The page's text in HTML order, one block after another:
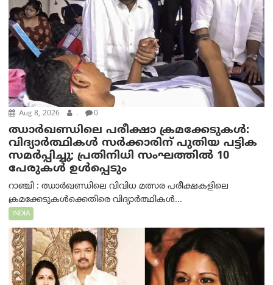
Aug 8, 2026 . 0
ഝാര്‍ഖണ്ഡിലെ പരീക്ഷാ ക്രമക്കേടുകള്‍:
വിദ്യാർത്ഥികൾ സർക്കാരിന് പുതിയ പട്ടിക
സമർപ്പിച്ചു; പ്രതിനിധി സംഘത്തിൽ 10
പേരുകൾ ഉൾപ്പെടും
റാഞ്ചി : ഝാർഖണ്ഡിലെ വിവിധ മത്സര പരീക്ഷകളിലെ
ക്രമക്കേടുകൾക്കെതിരെ വിദ്യാർത്ഥികൾ...
INDIA